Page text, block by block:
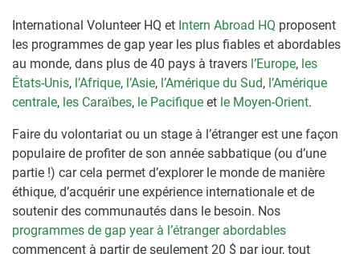
International Volunteer HQ et Intern Abroad HQ proposent
les programmes de gap year les plus fiables et abordables
au monde, dans plus de 40 pays à travers l’Europe, les
États-Unis, l’Afrique, l’Asie, l’Amérique du Sud, l’Amérique
centrale, les Caraïbes, le Pacifique et le Moyen-Orient.
Faire du volontariat ou un stage à l’étranger est une façon
populaire de profiter de son année sabbatique (ou d’une
partie !) car cela permet d’explorer le monde de manière
éthique, d’acquérir une expérience internationale et de
soutenir des communautés dans le besoin. Nos
programmes de gap year à l’étranger abordables
commencent à partir de seulement 20 $ par jour, tout